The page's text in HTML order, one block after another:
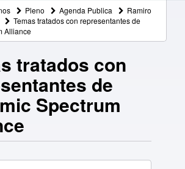
Pleno Agenda Publica
Ramiro
Temas tratados con representantes de
Alliance
tratados con
de
Spectrum